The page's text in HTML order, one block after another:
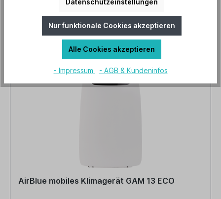
Wohltuende Abkühlung mit
Klimageräten bei großer Hitze
AirBlue mobiles Klimagerät GAM 13 ECO
Datenschutzeinstellungen
Nur funktionale Cookies akzeptieren
Alle Cookies akzeptieren
- Impressum - AGB & Kundeninfos